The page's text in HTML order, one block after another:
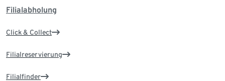
Filialabholung
Click & Collect
Filialreservierung
Filialfinder